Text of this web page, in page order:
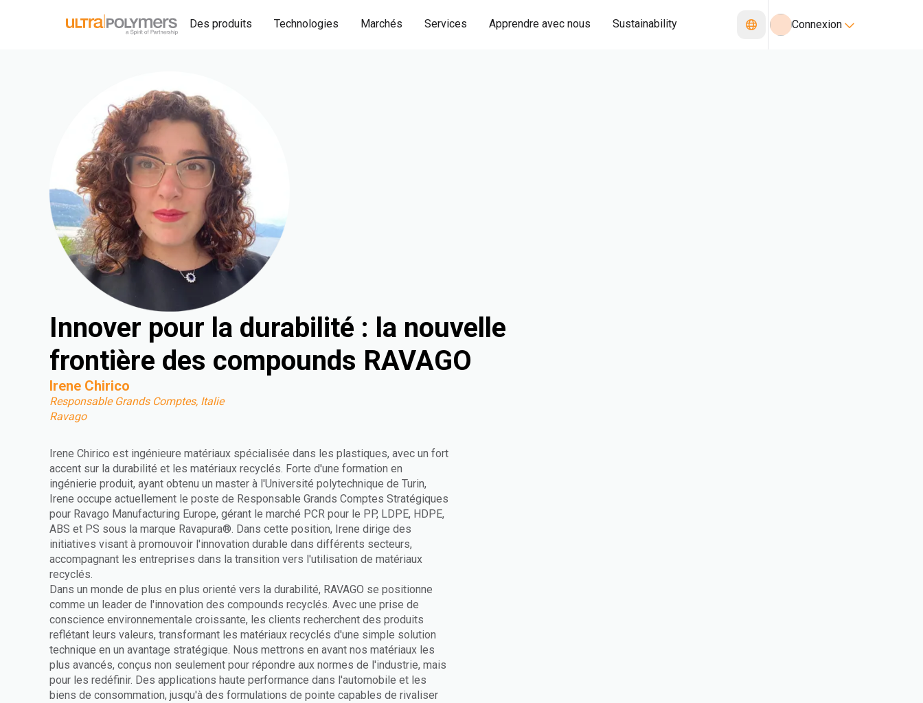
Des produits Technologies Marchés Services Apprendre avec nous Sustainability Connexion
Innover pour la durabilité : la nouvelle
frontière des compounds RAVAGO
Irene Chirico
Responsable Grands Comptes, Italie
Ravago
Irene Chirico est ingénieure matériaux spécialisée dans les plastiques, avec un fort
accent sur la durabilité et les matériaux recyclés. Forte d'une formation en
ingénierie produit, ayant obtenu un master à l'Université polytechnique de Turin,
Irene occupe actuellement le poste de Responsable Grands Comptes Stratégiques
pour Ravago Manufacturing Europe, gérant le marché PCR pour le PP, LDPE, HDPE,
ABS et PS sous la marque Ravapura®. Dans cette position, Irene dirige des
initiatives visant à promouvoir l'innovation durable dans différents secteurs,
accompagnant les entreprises dans la transition vers l'utilisation de matériaux
recyclés.
Dans un monde de plus en plus orienté vers la durabilité, RAVAGO se positionne
comme un leader de l'innovation des compounds recyclés. Avec une prise de
conscience environnementale croissante, les clients recherchent des produits
reflétant leurs valeurs, transformant les matériaux recyclés d'une simple solution
technique en un avantage stratégique. Nous mettrons en avant nos matériaux les
plus avancés, conçus non seulement pour répondre aux normes de l'industrie, mais
pour les redéfinir. Des applications haute performance dans l'automobile et les
biens de consommation, jusqu'à des formulations de pointe capables de rivaliser